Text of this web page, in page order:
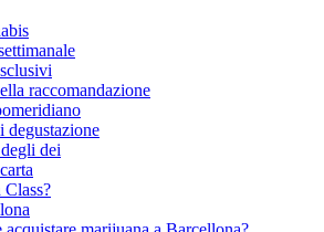
raccomandazione
degustazione
dei